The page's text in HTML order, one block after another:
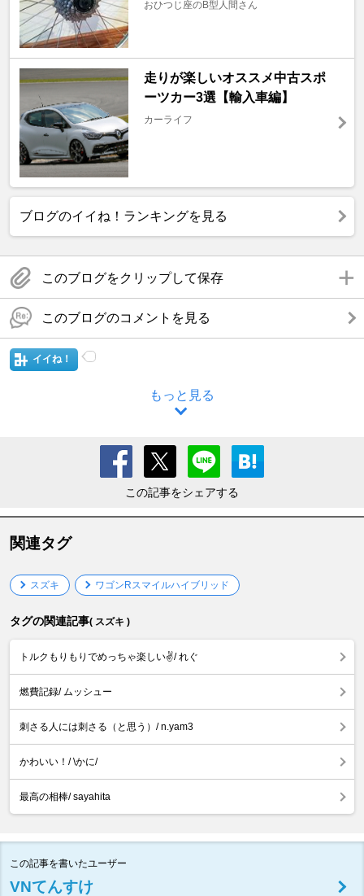
おひつじ座のB型人間さん
走りが楽しいオススメ中古スポ
ーツカー3選【輸入車編】
カーライフ
ブログのイイね！ランキングを見る
このブログをクリップして保存
このブログのコメントを見る
イイね！
もっと見る
この記事をシェアする
関連タグ
スズキ ワゴンRスマイルハイブリッド
タグの関連記事( スズキ )
トルクもりもりでめっちゃ楽しい✌️/ れぐ
燃費記録/ ムッシュー
刺さる人には刺さる（と思う）/ n.yam3
かわいい！/ \かに/
最高の相棒/ sayahita
この記事を書いたユーザー
VNてんすけ